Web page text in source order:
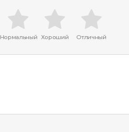
Нормальный Хороший Отличный